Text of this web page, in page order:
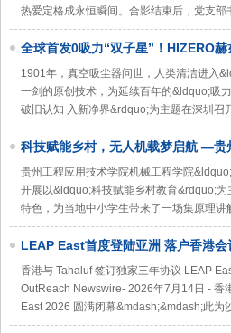
热爱定格成永恒瞬间。合影结束后，党支
全球首发0吸力“双子星”！HIZERO
1901年，真空吸尘器问世，人类清洁进入
一剑的原创技术，为延续百年的&ldquo;吸
破旧认知 入新净界&rdquo;为主题在深圳召
科技赋能乡村，无人机载梦启航 —贵
级中学开展社会实践
贵州工程应用技术学院机械工程学院
开展以&ldquo;科技赋能乡村教育&rdquo;
特色，为当地中小学生带来了一场集原理
LEAP East首度登陆亚洲 落户香港
香港与 Tahaluf 签订独家三年协议 LEAP
OutReach Newswire- 2026年7月14日 - 香
East 2026 圆满闭幕&mdash;&mdash;此